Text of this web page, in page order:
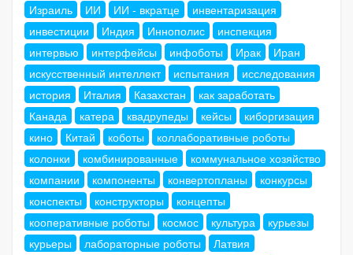
Израиль
ИИ ИИ - вкратце
инвентаризация
инвестиции
Индия Иннополис
инспекция
интервью
интерфейсы инфоботы Ирак
Иран
искусственный интеллект
испытания
исследования
история
Италия Казахстан
как заработать
Канада
катера квадрупеды кейсы
киборгизация
кино
Китай коботы
коллаборативные роботы
колонки
комбинированные
коммунальное хозяйство
компании
компоненты конвертопланы
конкурсы
конспекты
конструкторы
концепты
кооперативные роботы
космос культура
курьезы
курьеры
лабораторные роботы
Латвия